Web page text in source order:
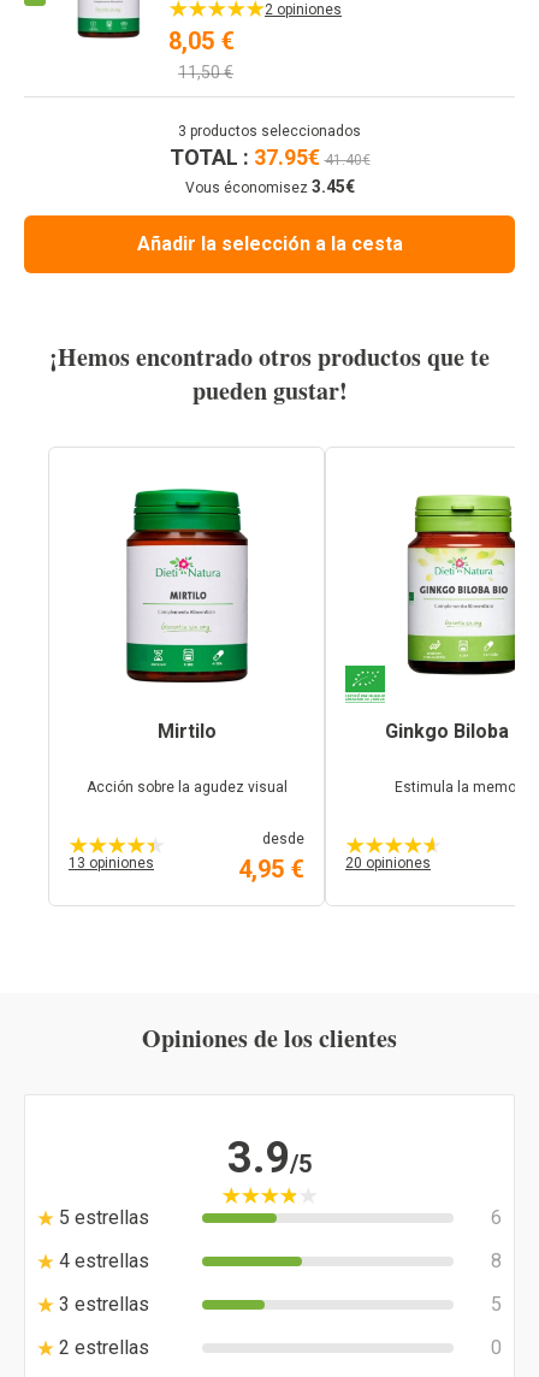
2 opiniones
8,05 €
11,50 €
3 productos seleccionados
TOTAL : 37.95€41.40€
Vous économisez 3.45€
Añadir la selección a la cesta
¡Hemos encontrado otros productos que te
pueden gustar!
Mirtilo
Acción sobre la agudez visual
13 opiniones
desde
4,95 €
Ginkgo Biloba
Estimula la memoria
20 opiniones
Opiniones de los clientes
3.9/5
5 estrellas
6
4 estrellas
8
3 estrellas
5
2 estrellas
0